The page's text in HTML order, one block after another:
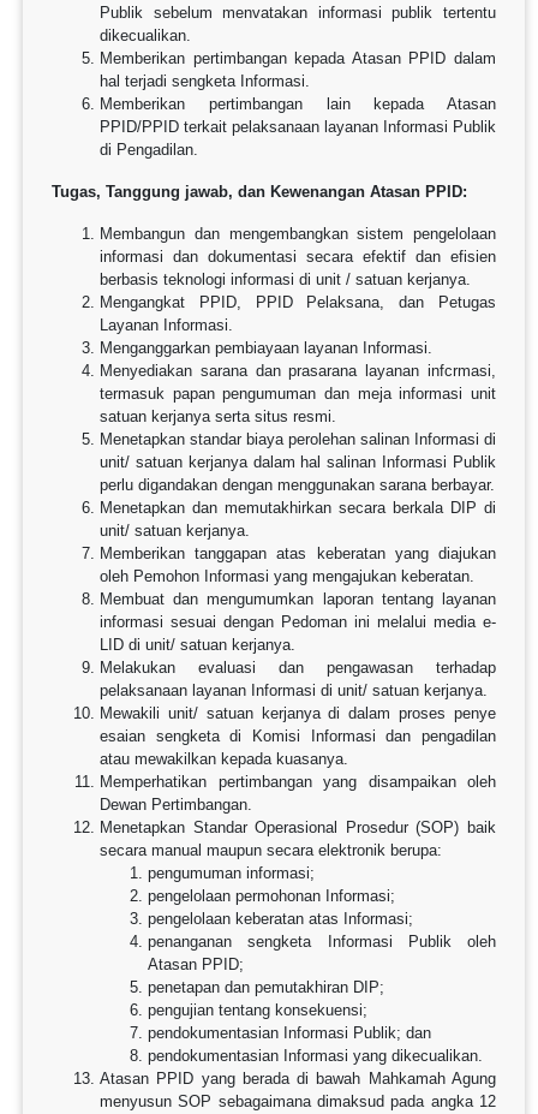
Publik sebelum menvatakan informasi publik tertentu
dikecualikan.
Memberikan pertimbangan kepada Atasan PPID dalam
hal terjadi sengketa Informasi.
Memberikan pertimbangan lain kepada Atasan
PPID/PPID terkait pelaksanaan layanan Informasi Publik
di Pengadilan.
Tugas, Tanggung jawab, dan Kewenangan Atasan PPID:
Membangun dan mengembangkan sistem pengelolaan
informasi dan dokumentasi secara efektif dan efisien
berbasis teknologi informasi di unit / satuan kerjanya.
Mengangkat PPID, PPID Pelaksana, dan Petugas
Layanan Informasi.
Menganggarkan pembiayaan layanan Informasi.
Menyediakan sarana dan prasarana layanan infcrmasi,
termasuk papan pengumuman dan meja informasi unit
satuan kerjanya serta situs resmi.
Menetapkan standar biaya perolehan salinan Informasi di
unit/ satuan kerjanya dalam hal salinan Informasi Publik
perlu digandakan dengan menggunakan sarana berbayar.
Menetapkan dan memutakhirkan secara berkala DIP di
unit/ satuan kerjanya.
Memberikan tanggapan atas keberatan yang diajukan
oleh Pemohon Informasi yang mengajukan keberatan.
Membuat dan mengumumkan laporan tentang layanan
informasi sesuai dengan Pedoman ini melalui media e-
LID di unit/ satuan kerjanya.
Melakukan evaluasi dan pengawasan terhadap
pelaksanaan layanan Informasi di unit/ satuan kerjanya.
Mewakili unit/ satuan kerjanya di dalam proses penye
esaian sengketa di Komisi Informasi dan pengadilan
atau mewakilkan kepada kuasanya.
Memperhatikan pertimbangan yang disampaikan oleh
Dewan Pertimbangan.
Menetapkan Standar Operasional Prosedur (SOP) baik
secara manual maupun secara elektronik berupa:
pengumuman informasi;
pengelolaan permohonan Informasi;
pengelolaan keberatan atas Informasi;
penanganan sengketa Informasi Publik oleh
Atasan PPID;
penetapan dan pemutakhiran DIP;
pengujian tentang konsekuensi;
pendokumentasian Informasi Publik; dan
pendokumentasian Informasi yang dikecualikan.
Atasan PPID yang berada di bawah Mahkamah Agung
menyusun SOP sebagaimana dimaksud pada angka 12